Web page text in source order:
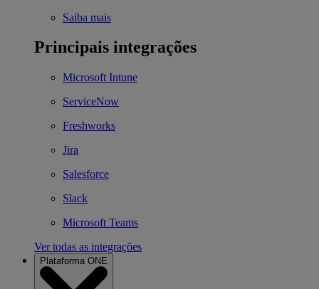
Saiba mais
Principais integrações
Microsoft Intune
ServiceNow
Freshworks
Jira
Salesforce
Slack
Microsoft Teams
Ver todas as integrações
Plataforma ONE